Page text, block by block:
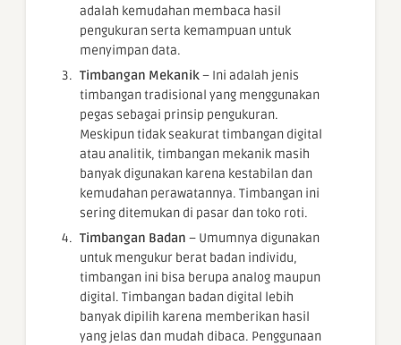
adalah kemudahan membaca hasil
pengukuran serta kemampuan untuk
menyimpan data.
Timbangan Mekanik– Ini adalah jenis
timbangan tradisional yang menggunakan
pegas sebagai prinsip pengukuran.
Meskipun tidak seakurat timbangan digital
atau analitik, timbangan mekanik masih
banyak digunakan karena kestabilan dan
kemudahan perawatannya. Timbangan ini
sering ditemukan di pasar dan toko roti.
Timbangan Badan – Umumnya digunakan
untuk mengukur berat badan individu,
timbangan ini bisa berupa analog maupun
digital. Timbangan badan digital lebih
banyak dipilih karena memberikan hasil
yang jelas dan mudah dibaca. Penggunaan